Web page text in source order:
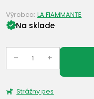
Na sklade
Výrobca: LA FIAMMANTE
– +
Strážny pes